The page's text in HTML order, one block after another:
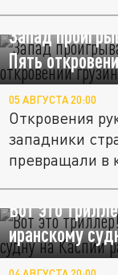
Запад
Пять
05 АВГУСТА 20:00
Откровения
западники
превращали в
Вот это
иранскому